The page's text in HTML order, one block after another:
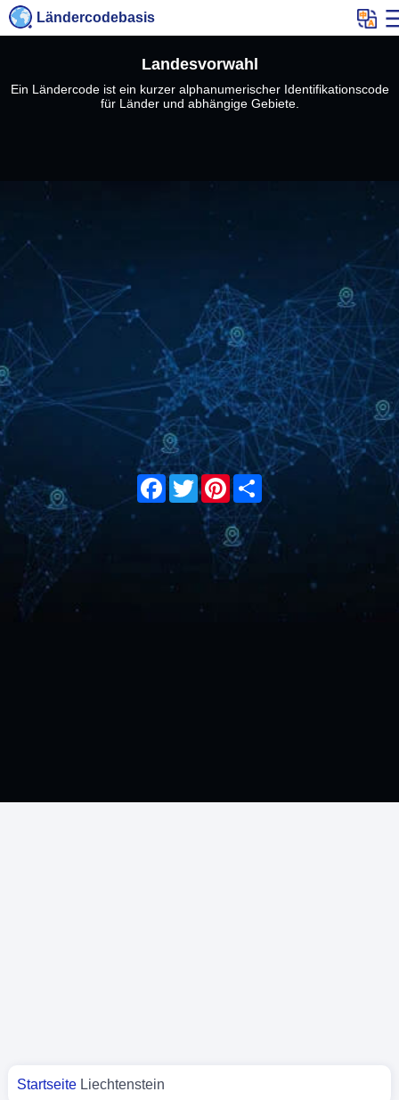
Ländercodebasis
Landesvorwahl
Ein Ländercode ist ein kurzer alphanumerischer Identifikationscode
für Länder und abhängige Gebiete.
Facebook
TwitterPinterest
Share
Sie sind hier
Startseite Liechtenstein